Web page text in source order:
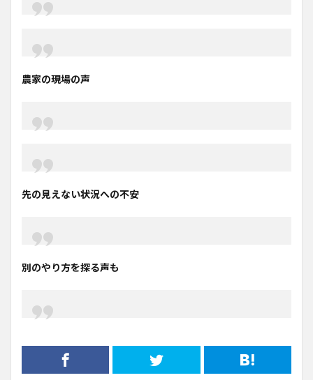
農家の現場の声
先の見えない状況への不安
別のやり方を探る声も